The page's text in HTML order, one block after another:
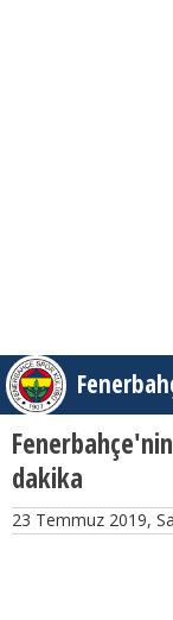
dakika
23 Temmuz 2019,